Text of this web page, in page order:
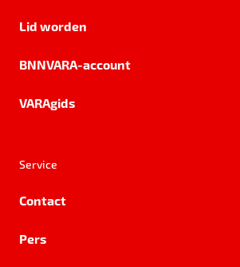
Lid worden
BNNVARA-account
VARAgids
Service
Contact
Pers